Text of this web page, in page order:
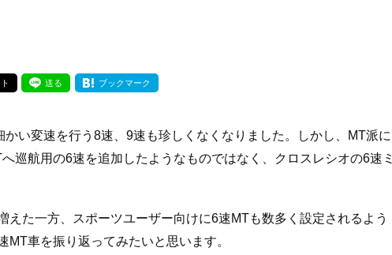
送る ブックマーク
い変速を行う8速、9速も珍しくなくなりました。しかし、MT派に
巡航用の6速を追加したようなものではなく、クロスレシオの6速ミ
えた一方、スポーツユーザー向けに6速MTも数多く設定されるよう
MT車を振り返ってみたいと思います。